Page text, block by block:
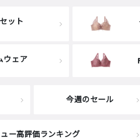
ット
ウェア
今週のセール
ー高評価ランキング